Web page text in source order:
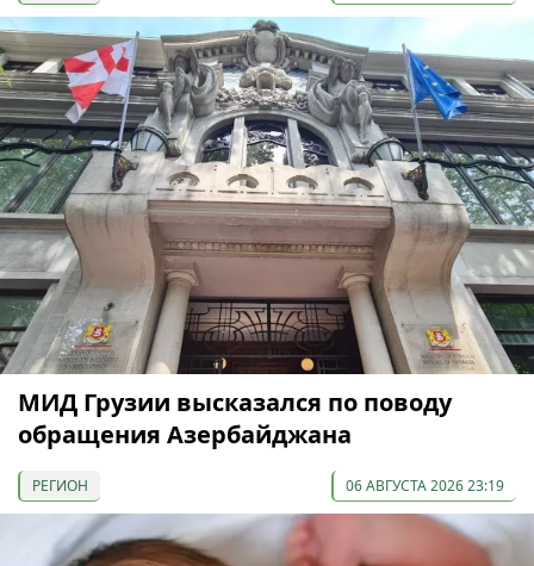
МИД Грузии высказался по поводу
обращения Азербайджана
РЕГИОН 06 АВГУСТА 2026 23:19